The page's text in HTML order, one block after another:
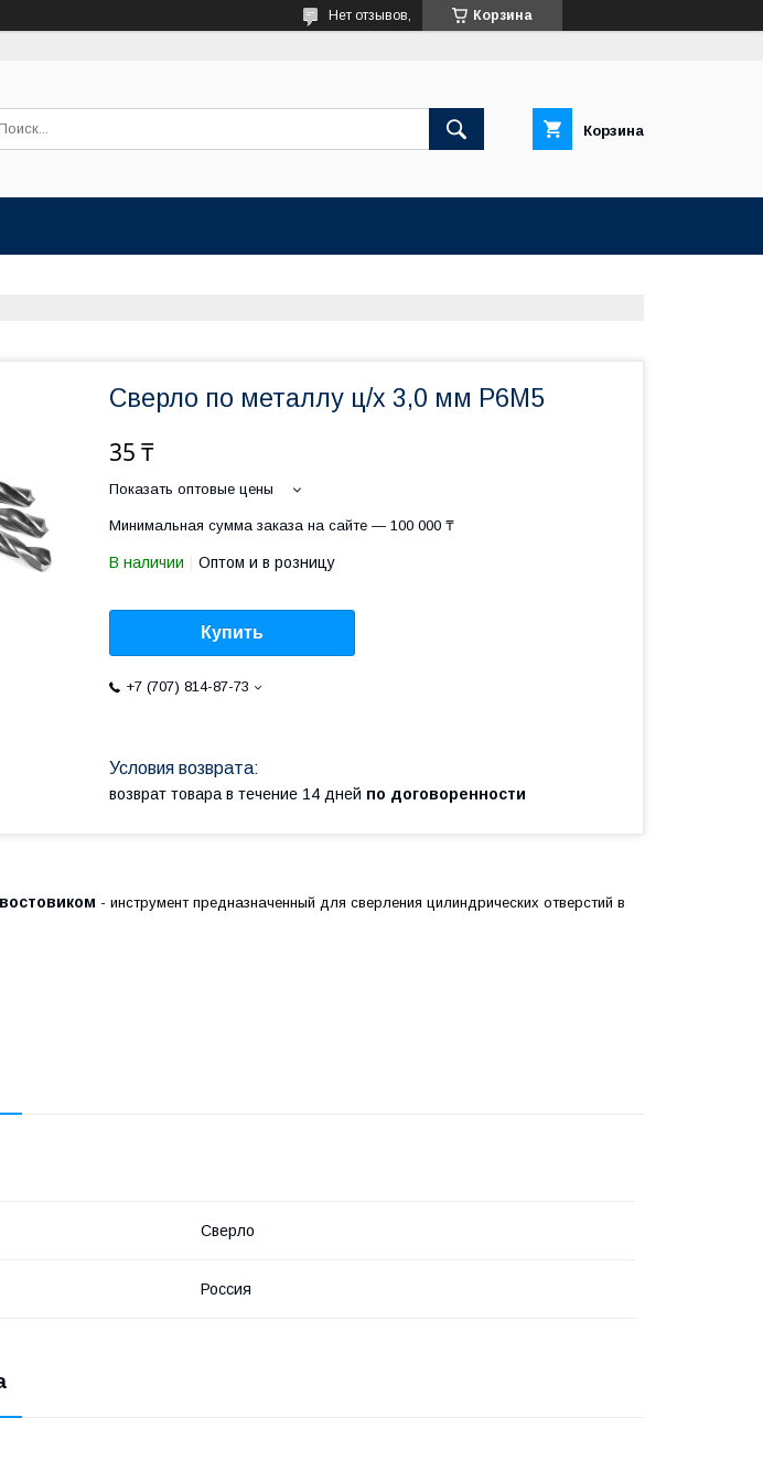
Корзина
Нет отзывов,
Корзина
Сверло по металлу ц/х 3,0 мм Р6М5
35 ₸
Показать оптовые цены
Минимальная сумма заказа на сайте — 100 000 ₸
В наличии Оптом и в розницу
Купить
+7 (707) 814-87-73
возврат товара в течение 14 дней по договоренности
- инструмент предназначенный для сверления цилиндрических отверстий в
Сверло
Россия